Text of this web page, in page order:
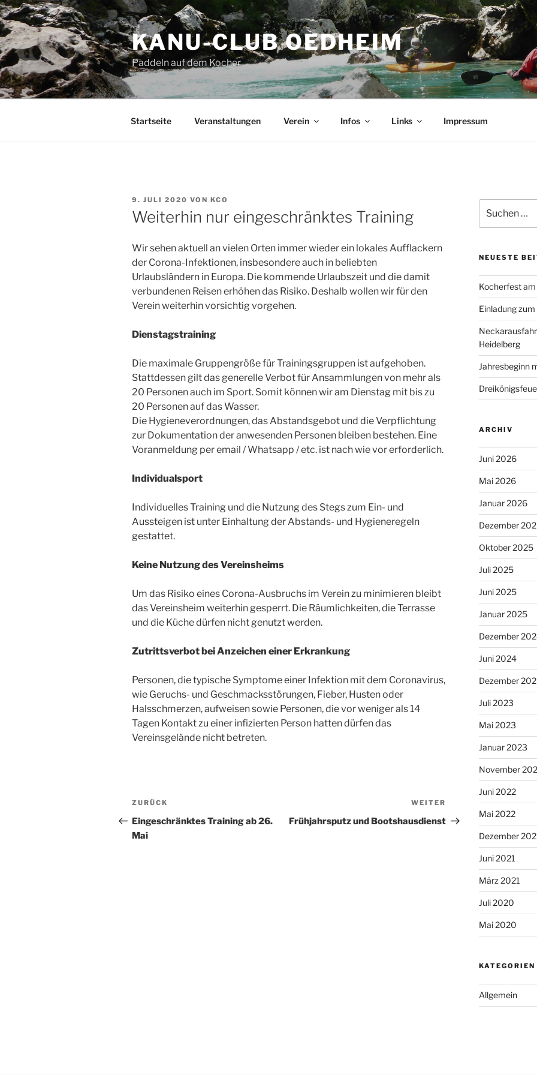
Zum
Inhalt
springen
KANU-CLUB OEDHEIM
Paddeln auf dem Kocher
Startseite Veranstaltungen Verein Infos Links Impressum
VERÖFFENTLICHT
AM
9. JULI 2020 VON KCO
Weiterhin nur eingeschränktes Training
Wir sehen aktuell an vielen Orten immer wieder ein lokales Aufflackern
der Corona-Infektionen, insbesondere auch in beliebten
Urlaubsländern in Europa. Die kommende Urlaubszeit und die damit
verbundenen Reisen erhöhen das Risiko. Deshalb wollen wir für den
Verein weiterhin vorsichtig vorgehen.
Dienstagstraining
Die maximale Gruppengröße für Trainingsgruppen ist aufgehoben.
Stattdessen gilt das generelle Verbot für Ansammlungen von mehr als
20 Personen auch im Sport. Somit können wir am Dienstag mit bis zu
20 Personen auf das Wasser.
Die Hygieneverordnungen, das Abstandsgebot und die Verpflichtung
zur Dokumentation der anwesenden Personen bleiben bestehen. Eine
Voranmeldung per email / Whatsapp / etc. ist nach wie vor erforderlich.
Individualsport
Individuelles Training und die Nutzung des Stegs zum Ein- und
Aussteigen ist unter Einhaltung der Abstands- und Hygieneregeln
gestattet.
Keine Nutzung des Vereinsheims
Um das Risiko eines Corona-Ausbruchs im Verein zu minimieren bleibt
das Vereinsheim weiterhin gesperrt. Die Räumlichkeiten, die Terrasse
und die Küche dürfen nicht genutzt werden.
Zutrittsverbot bei Anzeichen einer Erkrankung
Personen, die typische Symptome einer Infektion mit dem Coronavirus,
wie Geruchs- und Geschmacksstörungen, Fieber, Husten oder
Halsschmerzen, aufweisen sowie Personen, die vor weniger als 14
Tagen Kontakt zu einer infizierten Person hatten dürfen das
Vereinsgelände nicht betreten.
Beitragsnavigation
Vorheriger
Beitrag
ZURÜCK
Eingeschränktes Training ab 26.
Mai
Nächster
Beitrag
WEITER
Frühjahrsputz und Bootshausdienst
nach:
NEUESTE
Kocherfest am
Einladung
Heidelberg
Jahresbeginn
ARCHIV
Juni 2026
Mai 2026
Januar 2026
Dezember
Oktober 2025
Juli 2025
Juni 2025
Januar 2025
Dezember
Juni 2024
Dezember
Juli 2023
Mai 2023
Januar 2023
November
Juni 2022
Mai 2022
Dezember
Juni 2021
März 2021
Juli 2020
Mai 2020
KATEGORIEN
Allgemein